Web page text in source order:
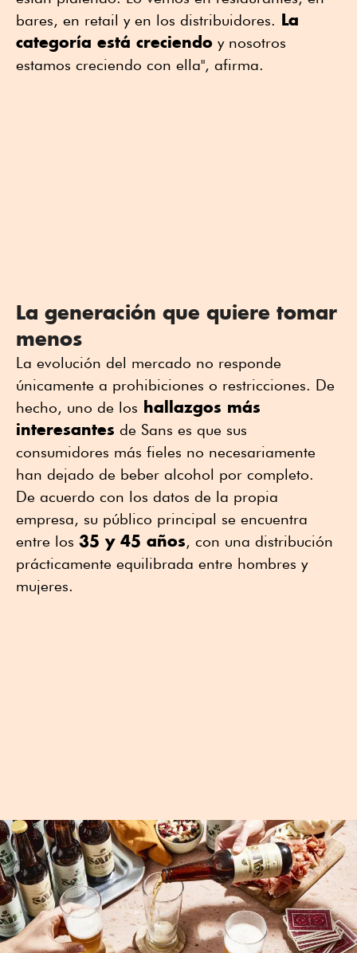
bares, en retail y en los distribuidores. La
categoría está creciendo y nosotros
estamos creciendo con ella", afirma.
La generación que quiere tomar
menos
La evolución del mercado no responde
únicamente a prohibiciones o restricciones. De
hecho, uno de los hallazgos más
interesantes de Sans es que sus
consumidores más fieles no necesariamente
han dejado de beber alcohol por completo.
De acuerdo con los datos de la propia
empresa, su público principal se encuentra
entre los 35 y 45 años, con una distribución
prácticamente equilibrada entre hombres y
mujeres.